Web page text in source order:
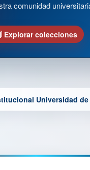
comunidad
Explorar colecciones
Universidad de